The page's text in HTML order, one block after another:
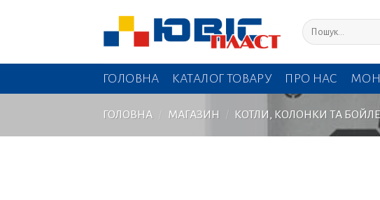
Шукати:
ГОЛОВНА КАТАЛОГ ТОВАРУ ПРО НАС
ГОЛОВНА / МАГАЗИН / КОТЛИ, КОЛОНКИ ТА